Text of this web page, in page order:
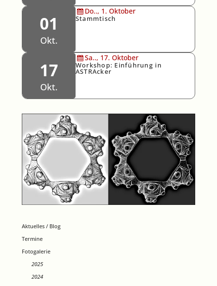
01
Okt.
Do.., 1. Oktober
Stammtisch
17
Okt.
Sa.., 17. Oktober
Workshop: Einführung in
ASTRAcker
Aktuelles / Blog
Termine
Fotogalerie
2025
2024